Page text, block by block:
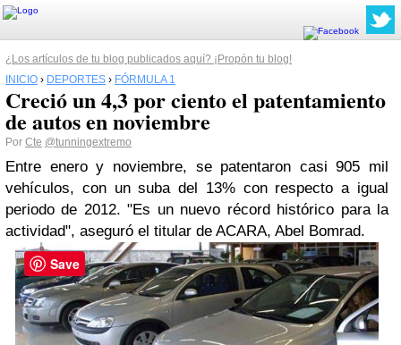
¿Los artículos de tu blog publicados aquí? ¡Propón tu blog!
INICIO › DEPORTES › FÓRMULA 1
Creció un 4,3 por ciento el patentamiento
de autos en noviembre
Por Cte @tunningextremo
Entre enero y noviembre, se patentaron casi 905 mil
vehículos, con un suba del 13% con respecto a igual
periodo de 2012. "Es un nuevo récord histórico para la
actividad", aseguró el titular de ACARA, Abel Bomrad.
Save